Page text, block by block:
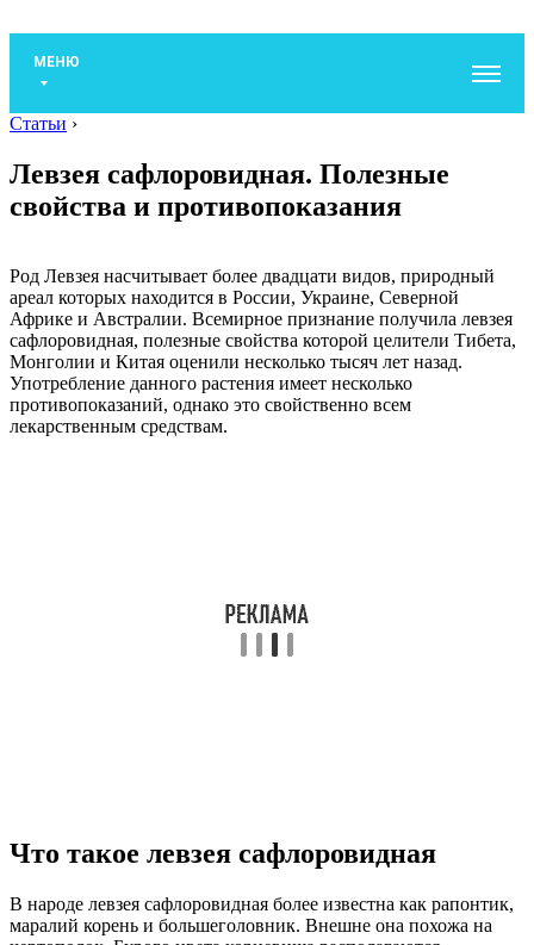
МЕНЮ
Статьи ›
Левзея сафлоровидная. Полезные
свойства и противопоказания
Род Левзея насчитывает более двадцати видов, природный
ареал которых находится в России, Украине, Северной
Африке и Австралии. Всемирное признание получила левзея
сафлоровидная, полезные свойства которой целители Тибета,
Монголии и Китая оценили несколько тысяч лет назад.
Употребление данного растения имеет несколько
противопоказаний, однако это свойственно всем
лекарственным средствам.
Что такое левзея сафлоровидная
В народе левзея сафлоровидная более известна как рапонтик,
маралий корень и большеголовник. Внешне она похожа на